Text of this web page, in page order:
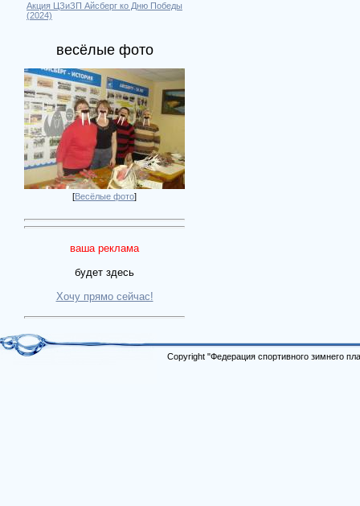
Акция ЦЗиЗП Айсберг ко Дню Победы
(2024)
весёлые фото
[Весёлые фото]
ваша реклама
будет здесь
Хочу прямо сейчас!
Copyright "Федерация спортивного зимнего